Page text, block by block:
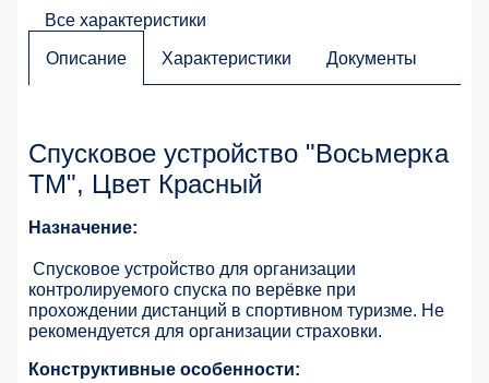
Все характеристики
Описание Характеристики Документы
Спусковое устройство "Восьмерка
ТМ", Цвет Красный
Назначение:
Спусковое устройство для организации
контролируемого спуска по верёвке при
прохождении дистанций в спортивном туризме. Не
рекомендуется для организации страховки.
Конструктивные особенности: